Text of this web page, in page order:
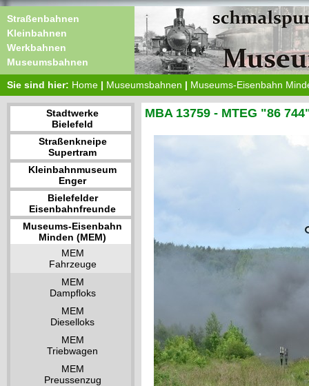
Straßenbahnen
Kleinbahnen
Werkbahnen
Museumsbahnen
Sie sind hier: Home | Museumsbahnen | Museums-Eisenbahn
Stadtwerke
Bielefeld
Straßenkneipe
Supertram
Kleinbahnmuseum
Enger
Bielefelder
Eisenbahnfreunde
Museums-Eisenbahn
Minden (MEM)
MEM
Fahrzeuge
MEM
Dampfloks
MEM
Dieselloks
MEM
Triebwagen
MEM
Preussenzug
MBA 13759 - MTEG "86